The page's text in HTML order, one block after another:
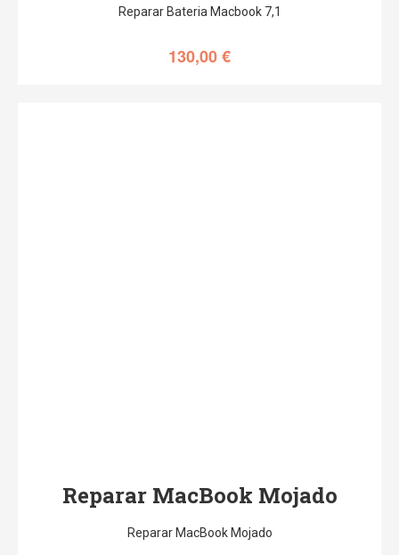
Reparar Bateria Macbook 7,1
130,00€
Reparar MacBook Mojado
Reparar MacBook Mojado